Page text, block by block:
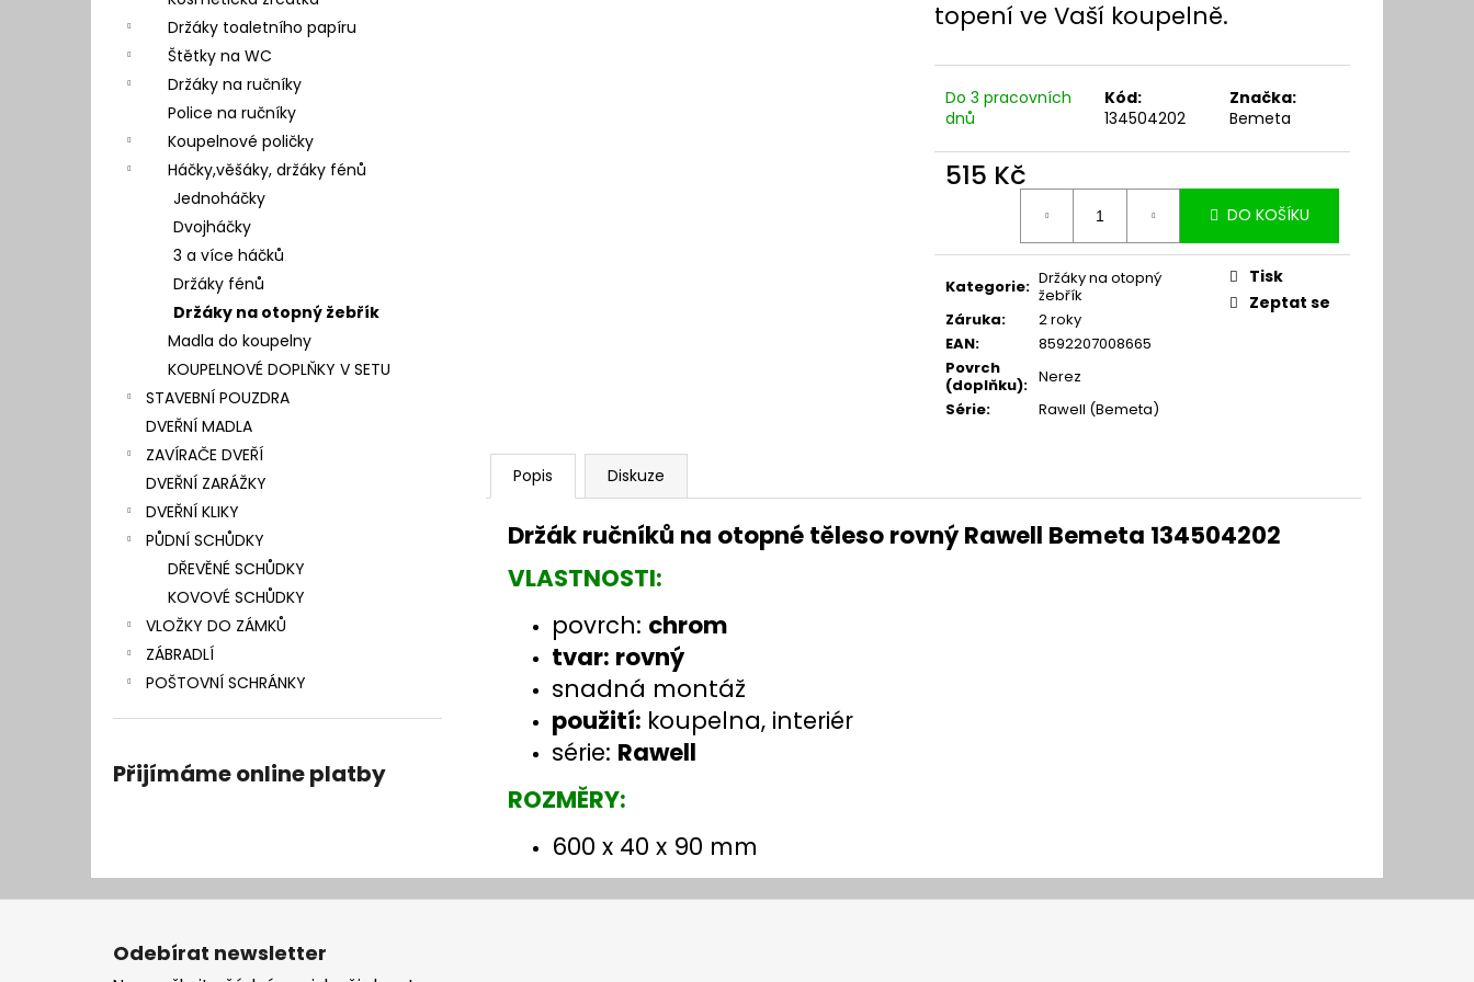
Držáky toaletního papíru
Štětky na WC
Držáky na ručníky
Police na ručníky
Koupelnové poličky
Háčky,věšáky, držáky fénů
Jednoháčky
Dvojháčky
3 a více háčků
Držáky fénů
Držáky na otopný žebřík
Madla do koupelny
KOUPELNOVÉ DOPLŇKY V SETU
STAVEBNÍ POUZDRA
DVEŘNÍ MADLA
ZAVÍRAČE DVEŘÍ
DVEŘNÍ ZARÁŽKY
DVEŘNÍ KLIKY
PŮDNÍ SCHŮDKY
DŘEVĚNÉ SCHŮDKY
KOVOVÉ SCHŮDKY
VLOŽKY DO ZÁMKŮ
ZÁBRADLÍ
POŠTOVNÍ SCHRÁNKY
Přijímáme online platby
topení ve Vaší koupelně.
Do 3 pracovních
dnů
Kód:
134504202
Značka:
Bemeta
515 Kč
DO KOŠÍKU
Kategorie: Držáky na otopný
žebřík
Záruka:
2 roky
EAN:
8592207008665
Povrch
(doplňku): Nerez
Série: Rawell (Bemeta)
Tisk
Zeptat se
Popis Diskuze
Držák ručníků na otopné těleso rovný Rawell Bemeta 134504202
VLASTNOSTI:
povrch: chrom
tvar: rovný
snadná montáž
použití: koupelna, interiér
série: Rawell
ROZMĚRY:
600 x 40 x 90 mm
Z
Odebírat newsletter